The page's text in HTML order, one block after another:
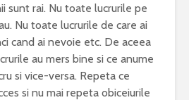
sunt rai. Nu toate lucrurile pe
Nu toate lucrurile de care ai
cand ai nevoie etc. De aceea
au mers bine si ce anume
si vice-versa. Repeta ce
si nu mai repeta obiceiurile